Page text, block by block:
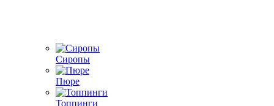
Сиропы
Пюре
Топпинги